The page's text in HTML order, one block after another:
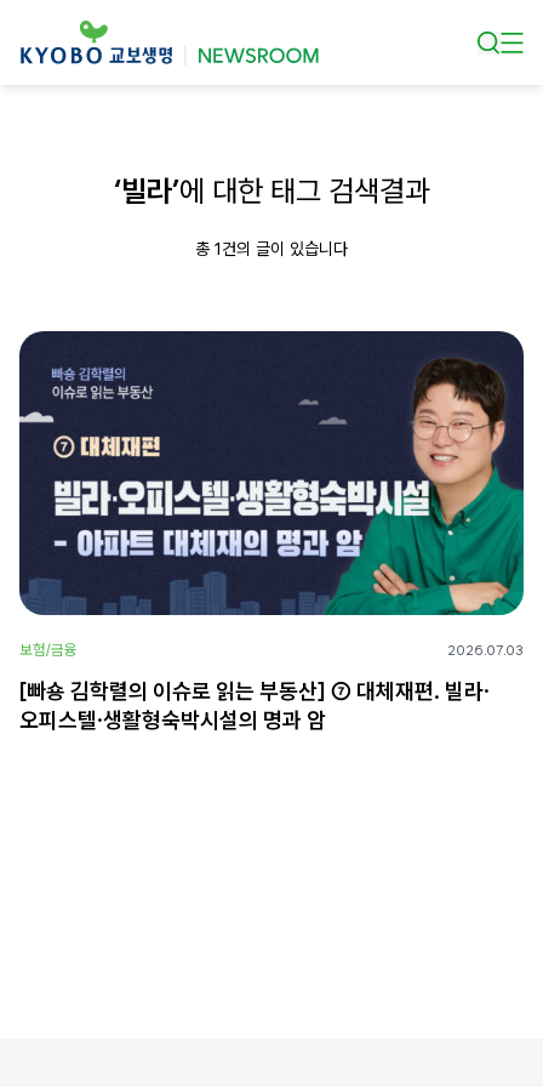
‘빌라’에 대한 태그 검색결과
총 1건의 글이 있습니다
보험/금융 2026.07.03
[빠숑 김학렬의 이슈로 읽는 부동산] ⑦ 대체재편. 빌라·
오피스텔·생활형숙박시설의 명과 암